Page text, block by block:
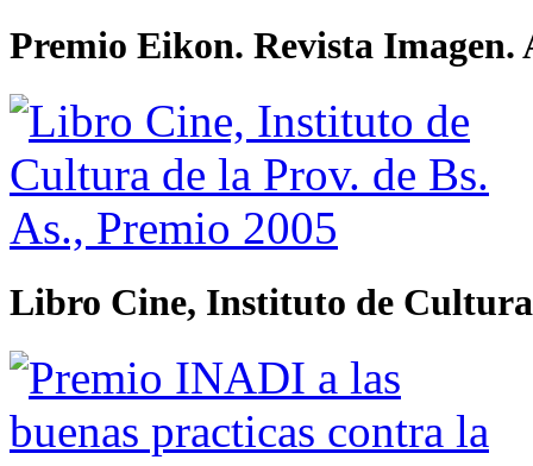
Premio Eikon. Revista Imagen.
Libro Cine, Instituto de Cultura